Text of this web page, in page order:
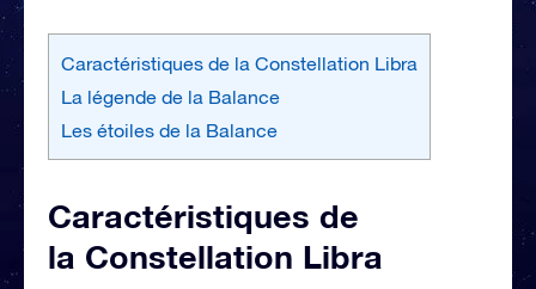
Caractéristiques de la Constellation Libra
La légende de la Balance
Les étoiles de la Balance
Caractéristiques de
la Constellation Libra